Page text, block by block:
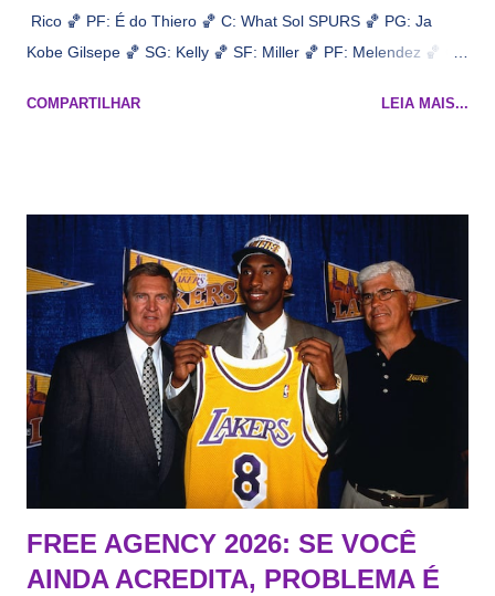
Rico 🏀 PF: É do Thiero 🏀 C: What Sol SPURS 🏀 PG: Ja
Kobe Gilsepe 🏀 SG: Kelly 🏀 SF: Miller 🏀 PF: Melendez 🏀 C:
Na quadra Transmissão: NBA League Pass
COMPARTILHAR LEIA MAIS...
FREE AGENCY 2026: SE VOCÊ
AINDA ACREDITA, PROBLEMA É